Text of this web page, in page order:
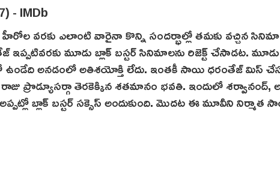
హీరోల వరకు ఎలాంటి వారైనా కొన్ని సందర్భాల్లో తమకు వచ్చిన
మూడు బ్లాక్ బస్టర్ సినిమాలను రిజెక్ట్ చేసాడట.
అనడంలో అతిశయోక్తి లేదు. ఇంతకీ సాయి ధరంతేజ్ మిస్
ప్రొడ్యూసర్గా తెర‌కెక్కిన శతమానం భవతి. ఇందులో శర్వానంద్,
బ్లాక్ బ‌స్టర్ సక్సెస్ అందుకుంది. మొదట ఈ మూవీని